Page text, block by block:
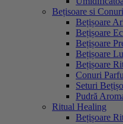
Bețisoare si
Bețișoare
Bețișoare
Bețișoare
Bețișoare
Bețișoare
Conuri
Seturi
Pudră
Ritual Healing
Bețișoare